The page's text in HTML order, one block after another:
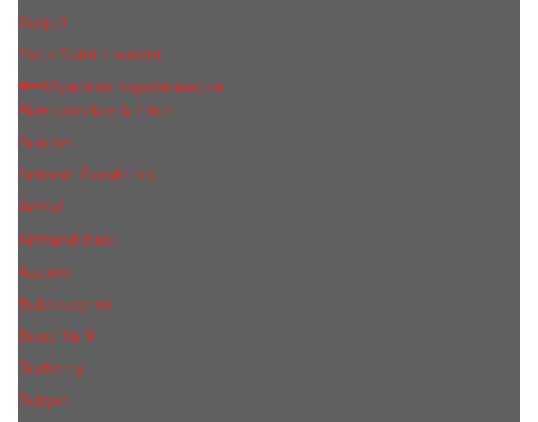
Xerjoff
Yves Saint Laurent
Мужская парфюмерия
Abercrombie & Fitch
Annifen
Antonio Banderas
Armaf
Armand Basi
Azzaro
Baldessarini
Bond № 9
Burberry
Bvlgari